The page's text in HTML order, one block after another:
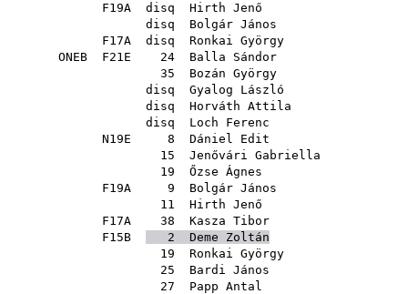
F19A disq
Hirth Jenő
disq
Bolgár János
F17A disq
Ronkai György
ONEB F21E 24
Balla Sándor
35
Bozán György
disq
Gyalog László
disq
Horváth Attila
disq
Loch Ferenc
N19E 8
Dániel Edit
15
Jenővári Gabriella
19
Őzse Ágnes
F19A 9
Bolgár János
11
Hirth Jenő
F17A 38
Kasza Tibor
F15B
2
Deme Zoltán
19
Ronkai György
25
Bardi János
27
Papp Antal